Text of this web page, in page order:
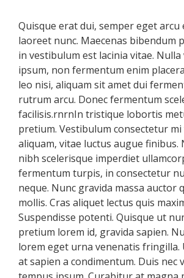
Quisque erat dui, semper eget arcu
laoreet nunc. Maecenas bibendum
in vestibulum est lacinia vitae.
ipsum, non fermentum enim
leo nisi, aliquam sit amet dui
rutrum arcu. Donec fermentum
facilisis.rnrnIn tristique lobortis
pretium. Vestibulum consectetur mi
aliquam, vitae luctus augue finibus.
nibh scelerisque imperdiet
fermentum turpis, in consectetur
neque. Nunc gravida massa auctor
mollis. Cras aliquet lectus quis
Suspendisse potenti. Quisque ut
pretium lorem id, gravida sapien.
lorem eget urna venenatis fringilla.
at sapien a condimentum. Duis nec